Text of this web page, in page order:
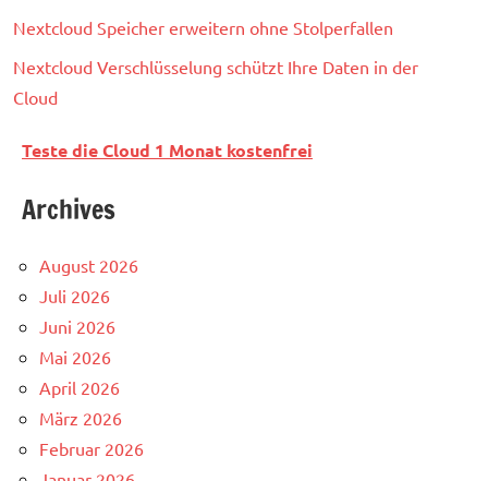
Nextcloud Speicher erweitern ohne Stolperfallen
Nextcloud Verschlüsselung schützt Ihre Daten in der
Cloud
Teste die Cloud 1 Monat kostenfrei
Archives
August 2026
Juli 2026
Juni 2026
Mai 2026
April 2026
März 2026
Februar 2026